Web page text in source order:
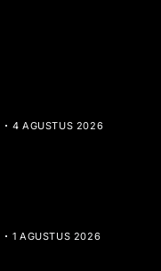
4 AGUSTUS 2026
1 AGUSTUS 2026